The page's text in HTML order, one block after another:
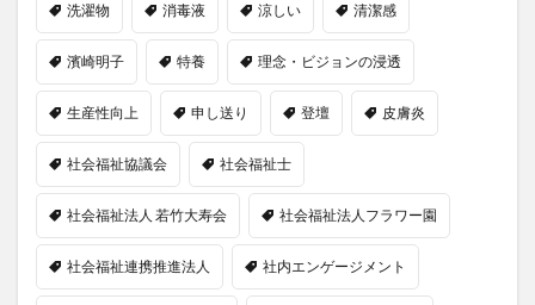
洗濯物 消毒液 涼しい 清潔感
濱崎明子 特養 理念・ビジョンの浸透
生産性向上 申し送り 登壇 皮膚炎
社会福祉協議会 社会福祉士
社会福祉法人 若竹大寿会 社会福祉法人フラワー園
社会福祉連携推進法人 社内エンゲージメント